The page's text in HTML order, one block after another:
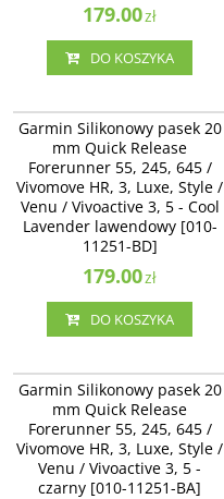
179.00zł
DO KOSZYKA
Garmin Silikonowy pasek 20 mm
Quick Release Forerunner 55, 245,
645 / Vivomove HR, 3, Luxe, Style /
Venu / Vivoactive 3, 5 - Cool
Lavender lawendowy [010-11251-
BD]
Garmin Silikonowy pasek 20
mm Quick Release
Forerunner 55, 245, 645 /
Vivomove HR, 3, Luxe, Style /
Venu / Vivoactive 3, 5 - Cool
Lavender lawendowy [010-
11251-BD]
179.00zł
DO KOSZYKA
Garmin Silikonowy pasek 20 mm
Quick Release Forerunner 55, 245,
645 / Vivomove HR, 3, Luxe, Style /
Venu / Vivoactive 3, 5 - czarny [010-
11251-BA]
Garmin Silikonowy pasek 20
mm Quick Release
Forerunner 55, 245, 645 /
Vivomove HR, 3, Luxe, Style /
Venu / Vivoactive 3, 5 -
czarny [010-11251-BA]